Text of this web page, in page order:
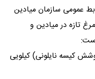
عمومی سازمان میادین
تازه در میادین و
کیسه نایلونی) کیلویی